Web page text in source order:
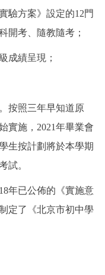
我要建議
人文北京
方案》設定的12門
開考、隨教隨考；
績呈現；
按照三年早知道原
實施，2021年畢業會
生按計劃將於本學期
試。
年已公佈的《實施意
定了《北京市初中學